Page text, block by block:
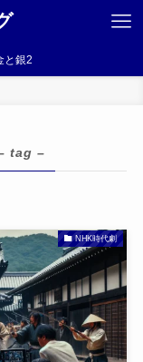
と銀2
tag –
NHK時代劇